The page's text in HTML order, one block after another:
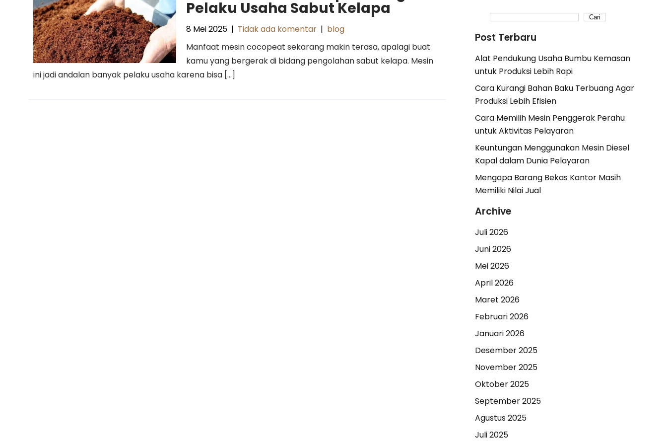
Pelaku Usaha Sabut Kelapa
8 Mei 2025 | Tidak ada komentar | blog
Manfaat mesin cocopeat sekarang makin terasa, apalagi buat
kamu yang bergerak di bidang pengolahan sabut kelapa. Mesin
ini jadi andalan banyak pelaku usaha karena bisa […]
Cari
Post Terbaru
Alat Pendukung Usaha Bumbu Kemasan
untuk Produksi Lebih Rapi
Cara Kurangi Bahan Baku Terbuang Agar
Produksi Lebih Efisien
Cara Memilih Mesin Penggerak Perahu
untuk Aktivitas Pelayaran
Keuntungan Menggunakan Mesin Diesel
Kapal dalam Dunia Pelayaran
Mengapa Barang Bekas Kantor Masih
Memiliki Nilai Jual
Archive
Juli 2026
Juni 2026
Mei 2026
April 2026
Maret 2026
Februari 2026
Januari 2026
Desember 2025
November 2025
Oktober 2025
September 2025
Agustus 2025
Juli 2025